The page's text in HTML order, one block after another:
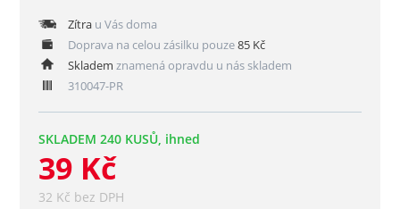
Zítrau Vás doma
Doprava na celou zásilku pouze85 Kč
Skladem znamená opravdu u nás skladem
310047-PR
SKLADEM 240 KUSŮ, ihned
39 Kč
32 Kč bez DPH